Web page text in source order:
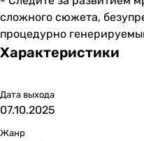
сложного сюжета,
процедурно
Характеристики
Дата выхода
07.10.2025
Жанр